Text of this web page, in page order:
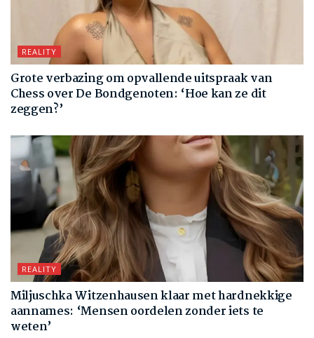
REALITY
Grote verbazing om opvallende uitspraak van
Chess over De Bondgenoten: ‘Hoe kan ze dit
zeggen?’
REALITY
Miljuschka Witzenhausen klaar met hardnekkige
aannames: ‘Mensen oordelen zonder iets te
weten’